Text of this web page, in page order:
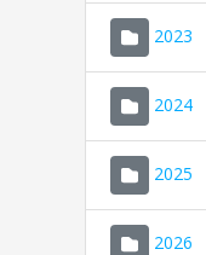
2023
2024
2025
2026